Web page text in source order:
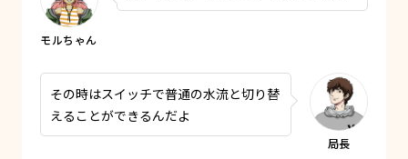
その時はスイッチで普通の水流と切り替
えることができるんだよ